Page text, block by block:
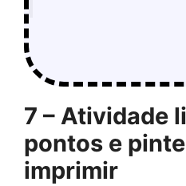
7 – Atividade
pontos e
imprimir